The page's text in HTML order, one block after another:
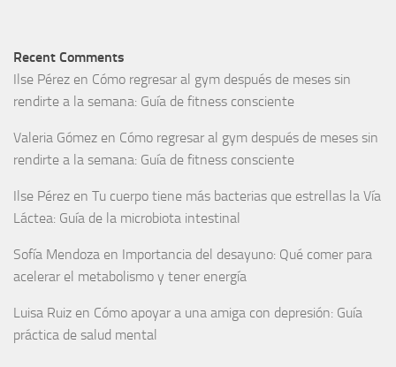
Recent Comments
Ilse Pérez en Cómo regresar al gym después de meses sin
rendirte a la semana: Guía de fitness consciente
Valeria Gómez en Cómo regresar al gym después de meses sin
rendirte a la semana: Guía de fitness consciente
Ilse Pérez en Tu cuerpo tiene más bacterias que estrellas la Vía
Láctea: Guía de la microbiota intestinal
Sofía Mendoza en Importancia del desayuno: Qué comer para
acelerar el metabolismo y tener energía
Luisa Ruiz en Cómo apoyar a una amiga con depresión: Guía
práctica de salud mental